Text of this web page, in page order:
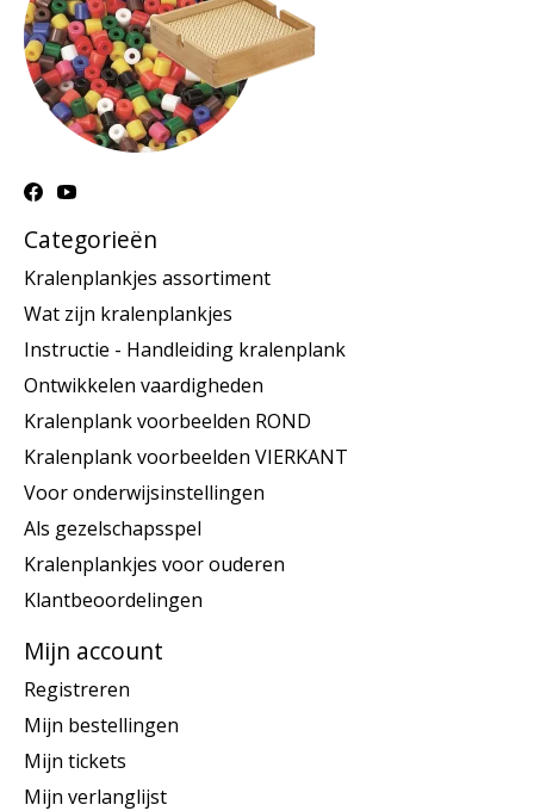
Categorieën
Kralenplankjes assortiment
Wat zijn kralenplankjes
Instructie - Handleiding kralenplank
Ontwikkelen vaardigheden
Kralenplank voorbeelden ROND
Kralenplank voorbeelden VIERKANT
Voor onderwijsinstellingen
Als gezelschapsspel
Kralenplankjes voor ouderen
Klantbeoordelingen
Mijn account
Registreren
Mijn bestellingen
Mijn tickets
Mijn verlanglijst